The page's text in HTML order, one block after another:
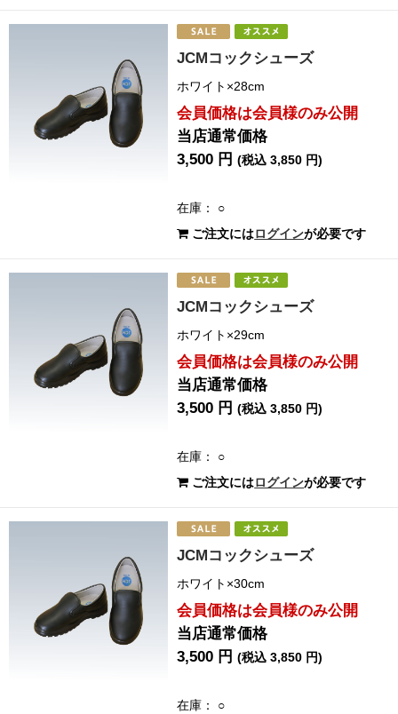
JCMコックシューズ
ホワイト×28cm
会員価格は会員様のみ公開
当店通常価格
3,500 円(税込 3,850 円)
在庫： ○
ご注文にはログインが必要です
JCMコックシューズ
ホワイト×29cm
会員価格は会員様のみ公開
当店通常価格
3,500 円(税込 3,850 円)
在庫： ○
ご注文にはログインが必要です
JCMコックシューズ
ホワイト×30cm
会員価格は会員様のみ公開
当店通常価格
3,500 円(税込 3,850 円)
在庫： ○